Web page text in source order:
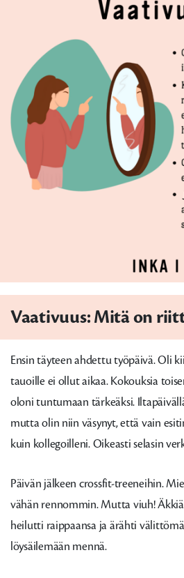
Vaativuus: Mitä on
Ensin täyteen ahdettu työpäivä. Oli
tauoille ei ollut aikaa. Kokouksia
oloni tuntumaan tärkeäksi.
mutta olin niin väsynyt, että vain
kuin kollegoilleni. Oikeasti selasin
Päivän jälkeen crossfit-treeneihin.
vähän rennommin. Mutta viuh!
heilutti raippaansa ja ärähti
löysäilemään mennä.